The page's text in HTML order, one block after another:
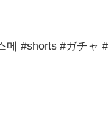
#shorts #ガチャ